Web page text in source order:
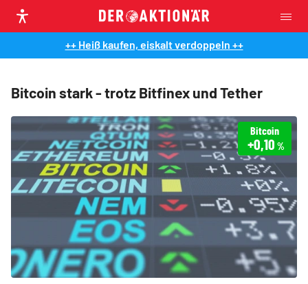
++ Heiß kaufen, eiskalt verdoppeln ++
Bitcoin stark - trotz Bitfinex und Tether
Bitcoin
+0,10 %